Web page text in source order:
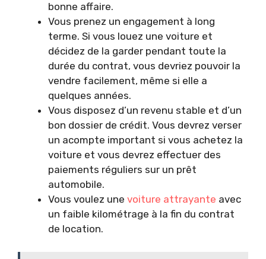
bonne affaire.
Vous prenez un engagement à long
terme. Si vous louez une voiture et
décidez de la garder pendant toute la
durée du contrat, vous devriez pouvoir la
vendre facilement, même si elle a
quelques années.
Vous disposez d’un revenu stable et d’un
bon dossier de crédit. Vous devrez verser
un acompte important si vous achetez la
voiture et vous devrez effectuer des
paiements réguliers sur un prêt
automobile.
Vous voulez une voiture attrayante avec
un faible kilométrage à la fin du contrat
de location.